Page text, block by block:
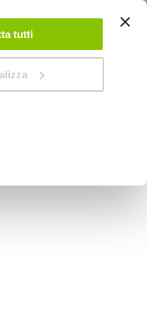
tutti
ACCOUNT CONTATTACI